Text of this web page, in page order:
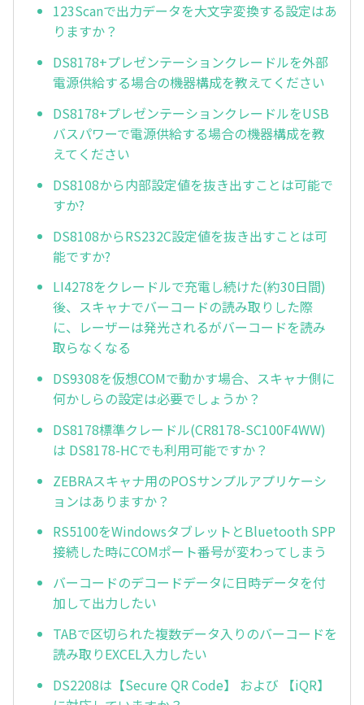
123Scanで出力データを大文字変換する設定はあ
りますか？
DS8178+プレゼンテーションクレードルを外部
電源供給する場合の機器構成を教えてください
DS8178+プレゼンテーションクレードルをUSB
バスパワーで電源供給する場合の機器構成を教
えてください
DS8108から内部設定値を抜き出すことは可能で
すか?
DS8108からRS232C設定値を抜き出すことは可
能ですか?
LI4278をクレードルで充電し続けた(約30日間)
後、スキャナでバーコードの読み取りした際
に、レーザーは発光されるがバーコードを読み
取らなくなる
DS9308を仮想COMで動かす場合、スキャナ側に
何かしらの設定は必要でしょうか？
DS8178標準クレードル(CR8178-SC100F4WW)
は DS8178-HCでも利用可能ですか？
ZEBRAスキャナ用のPOSサンプルアプリケーシ
ョンはありますか？
RS5100をWindowsタブレットとBluetooth SPP
接続した時にCOMポート番号が変わってしまう
バーコードのデコードデータに日時データを付
加して出力したい
TABで区切られた複数データ入りのバーコードを
読み取りEXCEL入力したい
DS2208は【Secure QR Code】 および 【iQR】